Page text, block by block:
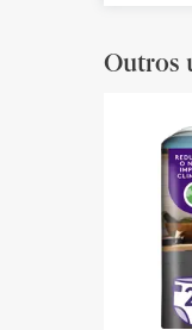
Mais vendidos
Outros